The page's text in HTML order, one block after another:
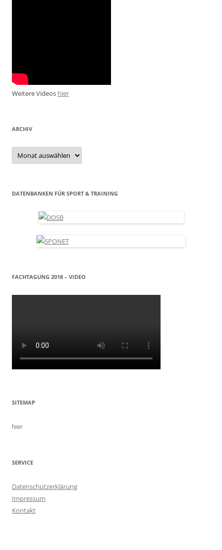
Weitere Videos hier
ARCHIV
Archiv
DATENBANKEN FÜR SPORT & TRAINING
FACHTAGUNG 2018 – VIDEO
SITEMAP
hier
SERVICE
Datenschutzerklärung
Impressum
Kontakt